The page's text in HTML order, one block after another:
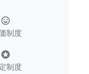
tag_faces
制度
stars
制度